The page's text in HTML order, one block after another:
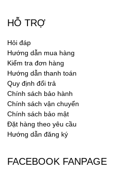
HỖ TRỢ
Hỏi đáp
Hướng dẫn mua hàng
Kiểm tra đơn hàng
Hướng dẫn thanh toán
Quy định đổi trả
Chính sách bảo hành
Chính sách vận chuyển
Chính sách bảo mật
Đặt hàng theo yêu cầu
Hướng dẫn đăng ký
FACEBOOK FANPAGE